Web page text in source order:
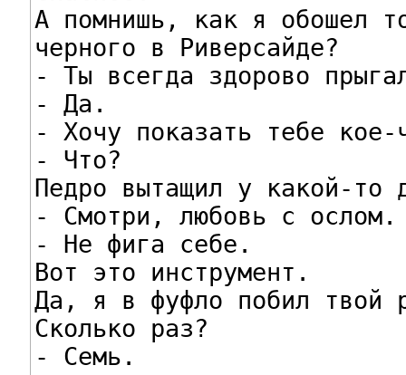
А помнишь, как я обошел
черного в Риверсайде?
- Ты всегда здорово
- Да.
- Хочу показать тебе
- Что?
Педро вытащил у какой-то
- Смотри, любовь с ослом.
- Не фига себе.
Вот это инструмент.
Да, я в фуфло побил твой
Сколько раз?
- Семь.